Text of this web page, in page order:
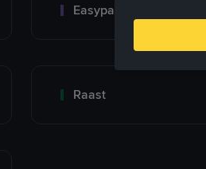
Easypaisa-PK Only
Raast